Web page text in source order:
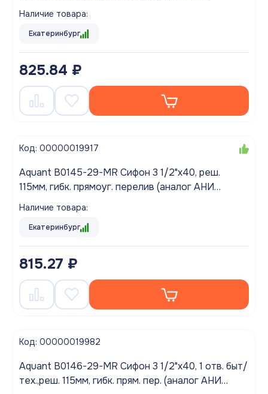
Наличие товара:
Екатеринбург
825.84 ₽
Код: 00000019917
Aquant B0145-29-MR Сифон 3 1/2"х40, реш.
115мм, гибк. прямоуг. перелив (аналог АНИ
A0145S)
Наличие товара:
Екатеринбург
815.27 ₽
Код: 00000019982
Aquant B0146-29-MR Сифон 3 1/2"х40, 1 отв. быт/
тех.,реш. 115мм, гибк. прям. пер. (аналог АНИ